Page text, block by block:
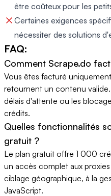
être coûteux pour les
Certaines exigences
nécessiter des solutions
FAQ:
Comment Scrape.do
Vous êtes facturé
retournent un contenu
délais d'attente ou les
crédits.
Quelles fonctionnalités
gratuit ?
Le plan gratuit offre 1 000
un accès complet aux
ciblage géographique, à la
JavaScript.